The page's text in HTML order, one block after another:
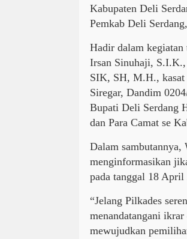
Kabupaten Deli
Pemkab Deli
Hadir dalam
Irsan Sinuhaji,
SIK, SH, M.H., kasat
Siregar, Dandim
Bupati Deli Serdang
dan Para Camat se
Dalam
menginformasikan
pada tanggal 18 April
“Jelang Pilkades
menandatangani
mewujudkan